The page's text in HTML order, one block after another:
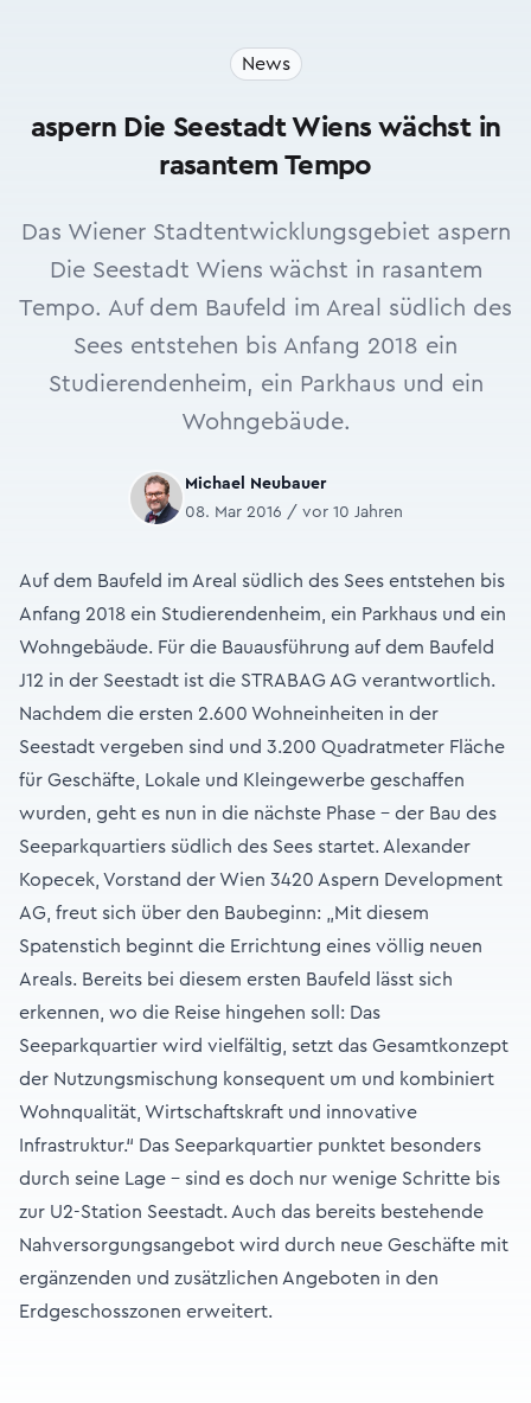
News
aspern Die Seestadt Wiens wächst in
rasantem Tempo
Das Wiener Stadtentwicklungsgebiet aspern
Die Seestadt Wiens wächst in rasantem
Tempo. Auf dem Baufeld im Areal südlich des
Sees entstehen bis Anfang 2018 ein
Studierendenheim, ein Parkhaus und ein
Wohngebäude.
Michael Neubauer
08. Mar 2016 / vor 10 Jahren
Auf dem Baufeld im Areal südlich des Sees entstehen bis
Anfang 2018 ein Studierendenheim, ein Parkhaus und ein
Wohngebäude. Für die Bauausführung auf dem Baufeld
J12 in der Seestadt ist die STRABAG AG verantwortlich.
Nachdem die ersten 2.600 Wohneinheiten in der
Seestadt vergeben sind und 3.200 Quadratmeter Fläche
für Geschäfte, Lokale und Kleingewerbe geschaffen
wurden, geht es nun in die nächste Phase – der Bau des
Seeparkquartiers südlich des Sees startet. Alexander
Kopecek, Vorstand der Wien 3420 Aspern Development
AG, freut sich über den Baubeginn: „Mit diesem
Spatenstich beginnt die Errichtung eines völlig neuen
Areals. Bereits bei diesem ersten Baufeld lässt sich
erkennen, wo die Reise hingehen soll: Das
Seeparkquartier wird vielfältig, setzt das Gesamtkonzept
der Nutzungsmischung konsequent um und kombiniert
Wohnqualität, Wirtschaftskraft und innovative
Infrastruktur.“ Das Seeparkquartier punktet besonders
durch seine Lage – sind es doch nur wenige Schritte bis
zur U2-Station Seestadt. Auch das bereits bestehende
Nahversorgungsangebot wird durch neue Geschäfte mit
ergänzenden und zusätzlichen Angeboten in den
Erdgeschosszonen erweitert.